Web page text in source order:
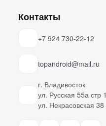
Контакты
+7 924 730-22-12
topandroid@mail.ru
г. Владивосток
ул. Русская 55а стр 1
ул. Некрасовская 38